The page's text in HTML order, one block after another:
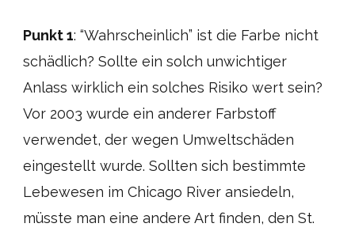
Punkt 1: “Wahrscheinlich” ist die Farbe nicht
schädlich? Sollte ein solch unwichtiger
Anlass wirklich ein solches Risiko wert sein?
Vor 2003 wurde ein anderer Farbstoff
verwendet, der wegen Umweltschäden
eingestellt wurde. Sollten sich bestimmte
Lebewesen im Chicago River ansiedeln,
müsste man eine andere Art finden, den St.